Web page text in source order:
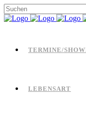
TERMINE/
LEBENSART